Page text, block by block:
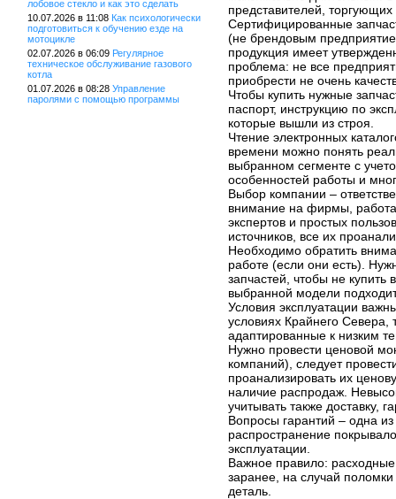
лобовое стекло и как это сделать
10.07.2026 в 11:08 Как психологически
подготовиться к обучению езде на
мотоцикле
02.07.2026 в 06:09 Регулярное
техническое обслуживание газового
котла
01.07.2026 в 08:28 Управление
паролями с помощью программы
представителей,
Сертифицированные
(не брендовым
продукция имеет
проблема: не все
приобрести не очень
Чтобы купить нужные
паспорт, инструкцию по
которые вышли из строя.
Чтение электронных
времени можно понять
выбранном сегменте с
особенностей работы и
Выбор компании –
внимание на фирмы,
экспертов и простых
источников, все их
Необходимо обратить
работе (если они есть).
запчастей, чтобы не купить
выбранной модели
Условия эксплуатации
условиях Крайнего
адаптированные к низким
Нужно провести ценовой
компаний), следует
проанализировать их
наличие распродаж.
учитывать также доставку,
Вопросы гарантий – одна
распространение
эксплуатации.
Важное правило:
заранее, на случай
деталь.